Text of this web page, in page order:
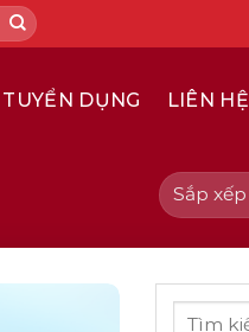
TUYỂN DỤNG LIÊN HỆ
Tìm